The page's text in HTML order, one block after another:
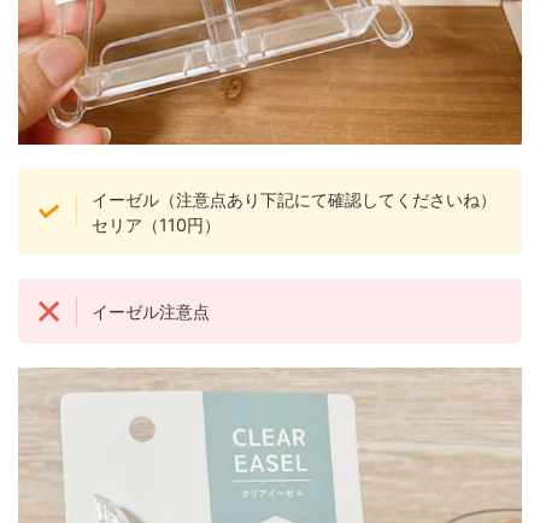
イーゼル（注意点あり下記にて確認してくださいね）
セリア（110円）
イーゼル注意点